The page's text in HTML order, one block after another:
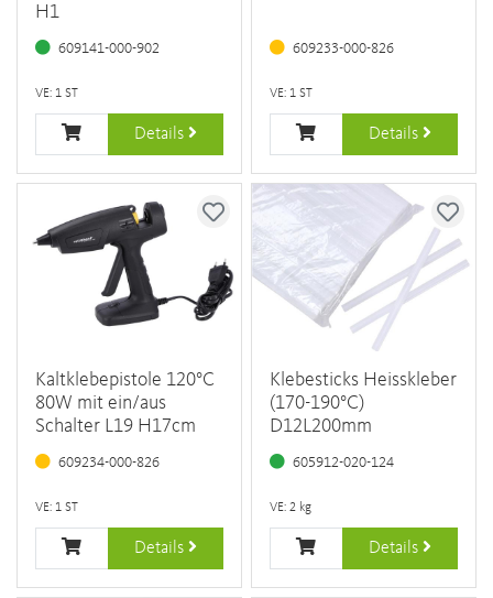
H1
609141-000-902
VE: 1 ST
Details
609233-000-826
VE: 1 ST
Details
Kaltklebepistole 120°C
80W mit ein/aus
Schalter L19 H17cm
609234-000-826
VE: 1 ST
Details
Klebesticks Heisskleber
(170-190°C)
D12L200mm
605912-020-124
VE: 2 kg
Details